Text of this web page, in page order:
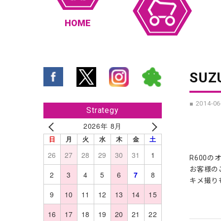
HOME
Strategy
2026年 8月
日 月 火 水 木 金 土
26 27 28 29 30 31
1
2
3 4 5 6 7
8
9
10 11 12 13 14
15
16
17 18 19 20 21 22
■ 2014-
R600の
お客様
キメ撮